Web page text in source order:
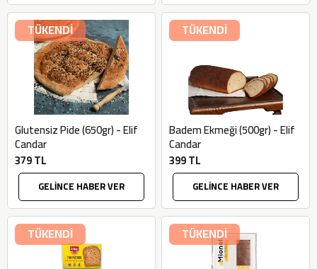
TÜKENDİ
Glutensiz Pide (650gr) - Elif
Candar
379 TL
GELİNCE HABER VER
TÜKENDİ
Badem Ekmeği (500gr) - Elif
Candar
399 TL
GELİNCE HABER VER
TÜKENDİ TÜKENDİ